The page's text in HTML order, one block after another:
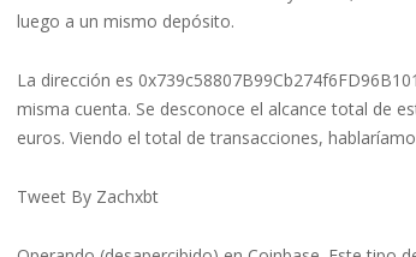
luego a un mismo depósito.
La dirección es
misma cuenta. Se desconoce el alcance total de
euros. Viendo el total de transacciones,
Tweet By Zachxbt